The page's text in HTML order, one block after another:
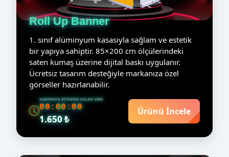
Roll Up Banner
1. sınıf alüminyum kasasıyla sağlam ve estetik
bir yapıya sahiptir. 85×200 cm ölçülerindeki
saten kumaş üzerine dijital baskı uygulanır.
Ücretsiz tasarım desteğiyle markanıza özel
görseller hazırlanabilir.
KAMPANYA BITIMINE KALAN SÜRE
00:00:00
1.650 ₺
Ürünü İncele